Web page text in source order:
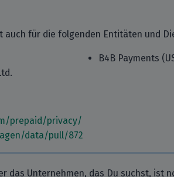
ist auch für die folgenden Entitäten und
B4B Payments
prepaid/privacy/
data/pull/872
das Unternehmen, das Du suchst, ist